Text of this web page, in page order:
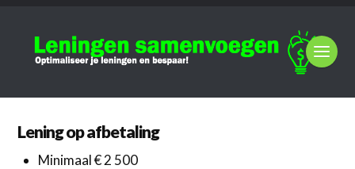
Lening op afbetaling
Minimaal € 2 500